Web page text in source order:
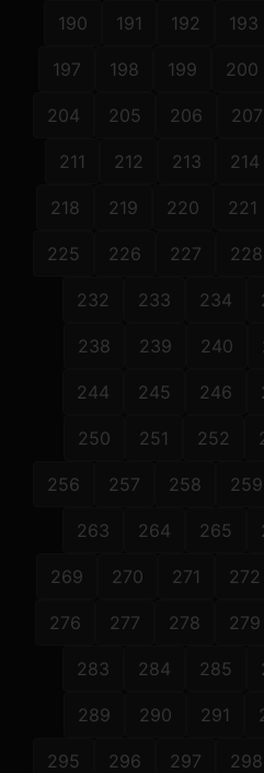
190 191 192 193
197 198 199 200
204 205 206 207
211 212 213 214
218 219 220 221
225 226 227 228
232 233 234
238 239 240
244 245 246
250 251 252
256 257 258 259
263 264 265
269 270 271 272
276 277 278 279
283 284 285
289 290 291
295 296 297 298